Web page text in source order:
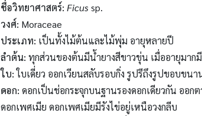
ชื่อวิทยาศาสตร์: Ficus sp.
วงศ์: Moraceae
ประเภท: เป็นทั้งไม้ต้นและไม้พุ่ม อายุหลายปี
ลำต้น: ทุกส่วนของต้นมีน้ำยางสีขาวขุ่น เมื่ออายุมาก
ใบ:ใบเดี่ยว ออกเวียนสลับรอบกิ่ง รูปรีถึงรูปขอบข
ดอก: ดอกเป็นช่อกระจุกบนฐานรองดอกเดียวกัน ออ
ดอกเพศเมีย ดอกเพศเมียมีรังไข่อยู่เหนือวงกลีบ